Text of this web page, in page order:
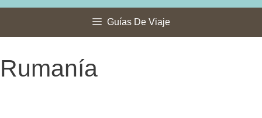
Guías De Viaje
Rumanía